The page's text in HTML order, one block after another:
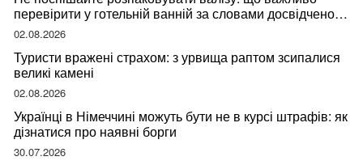
перевірити у готельній ванній за словами досвідченої
мандрівниці
02.08.2026
Туристи вражені страхом: з урвища раптом зсипалися
великі камені
02.08.2026
Українці в Німеччині можуть бути не в курсі штрафів: як
дізнатися про наявні борги
30.07.2026